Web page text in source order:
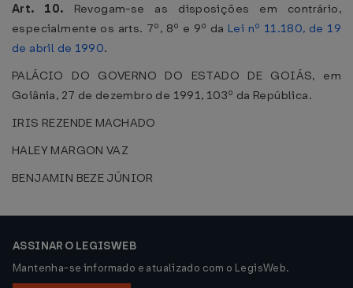
Art. 10. Revogam-se as disposições em contrário,
especialmente os arts. 7º, 8º e 9º da Lei nº 11.180, de 19
de abril de 1990.
PALÁCIO DO GOVERNO DO ESTADO DE GOIÁS, em
Goiânia, 27 de dezembro de 1991, 103º da República.
IRIS REZENDE MACHADO
HALEY MARGON VAZ
BENJAMIN BEZE JÚNIOR
ASSINAR O LEGISWEB
Mantenha-se informado e atualizado com o LegisWeb.